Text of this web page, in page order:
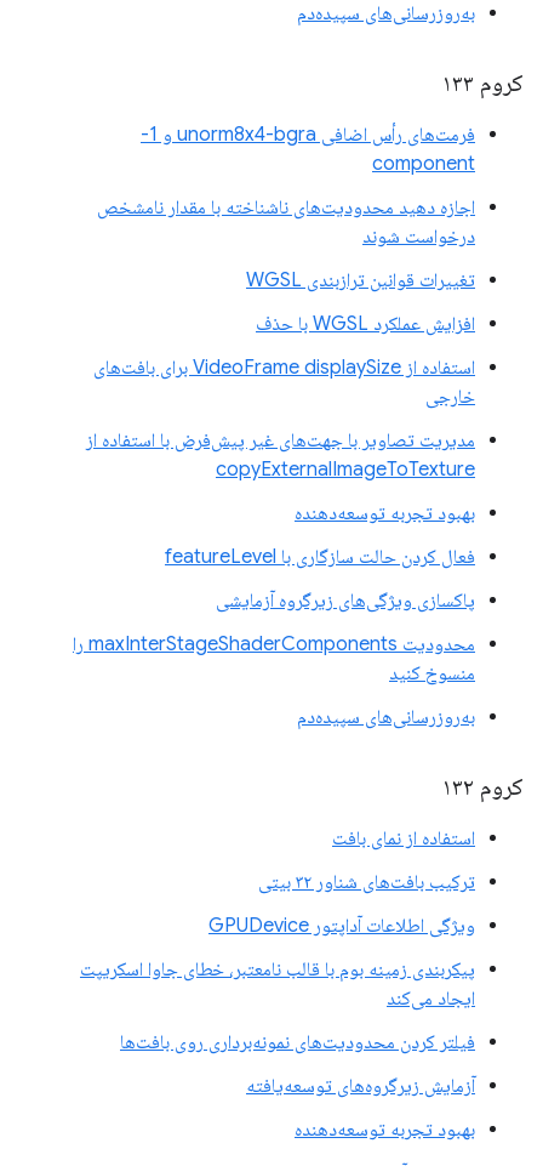
به‌روزرسانی‌های سپیده‌دم
کروم ۱۳۳
فرمت‌های رأس اضافی unorm8x4-bgra و 1-
component
اجازه دهید محدودیت‌های ناشناخته با مقدار نامشخص
درخواست شوند
تغییرات قوانین ترازبندی WGSL
افزایش عملکرد WGSL با حذف
استفاده از VideoFrame displaySize برای بافت‌های
خارجی
مدیریت تصاویر با جهت‌های غیر پیش‌فرض با استفاده از
copyExternalImageToTexture
بهبود تجربه توسعه‌دهنده
فعال کردن حالت سازگاری با featureLevel
پاکسازی ویژگی‌های زیرگروه آزمایشی
محدودیت maxInterStageShaderComponents را
منسوخ کنید
به‌روزرسانی‌های سپیده‌دم
کروم ۱۳۲
استفاده از نمای بافت
ترکیب بافت‌های شناور ۳۲ بیتی
ویژگی اطلاعات آداپتور GPUDevice
پیکربندی زمینه بوم با قالب نامعتبر، خطای جاوا اسکریپت
ایجاد می‌کند
فیلتر کردن محدودیت‌های نمونه‌برداری روی بافت‌ها
آزمایش زیرگروه‌های توسعه‌یافته
بهبود تجربه توسعه‌دهنده